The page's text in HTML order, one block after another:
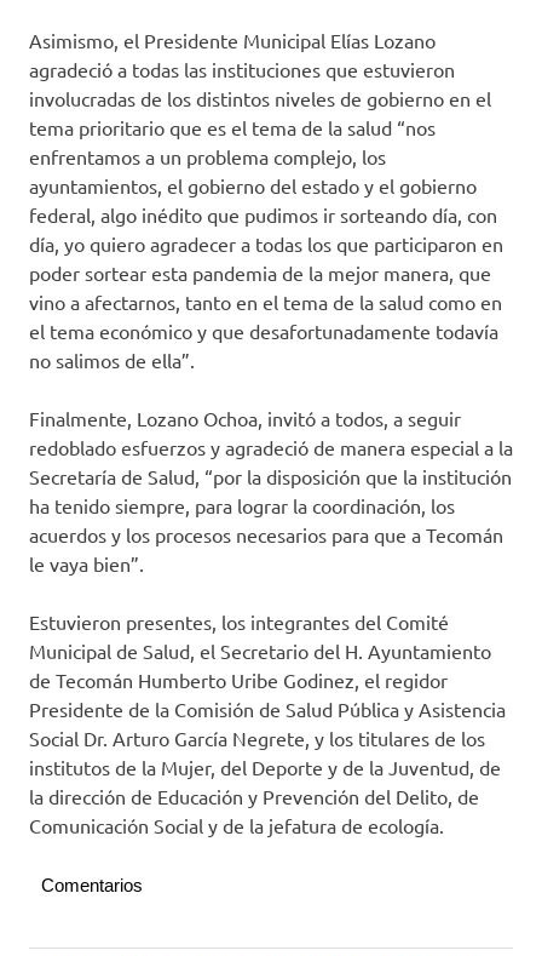
Asimismo, el Presidente Municipal Elías Lozano
agradeció a todas las instituciones que estuvieron
involucradas de los distintos niveles de gobierno en el
tema prioritario que es el tema de la salud “nos
enfrentamos a un problema complejo, los
ayuntamientos, el gobierno del estado y el gobierno
federal, algo inédito que pudimos ir sorteando día, con
día, yo quiero agradecer a todas los que participaron en
poder sortear esta pandemia de la mejor manera, que
vino a afectarnos, tanto en el tema de la salud como en
el tema económico y que desafortunadamente todavía
no salimos de ella”.
Finalmente, Lozano Ochoa, invitó a todos, a seguir
redoblado esfuerzos y agradeció de manera especial a la
Secretaría de Salud, “por la disposición que la institución
ha tenido siempre, para lograr la coordinación, los
acuerdos y los procesos necesarios para que a Tecomán
le vaya bien”.
Estuvieron presentes, los integrantes del Comité
Municipal de Salud, el Secretario del H. Ayuntamiento
de Tecomán Humberto Uribe Godinez, el regidor
Presidente de la Comisión de Salud Pública y Asistencia
Social Dr. Arturo García Negrete, y los titulares de los
institutos de la Mujer, del Deporte y de la Juventud, de
la dirección de Educación y Prevención del Delito, de
Comunicación Social y de la jefatura de ecología.
Comentarios